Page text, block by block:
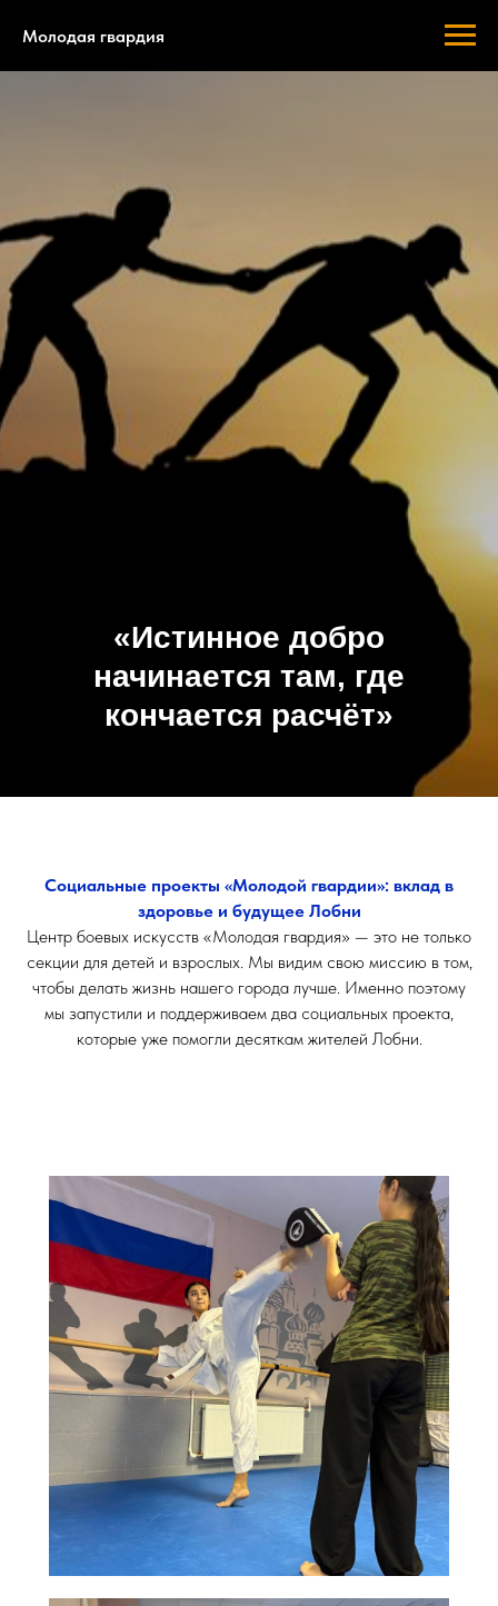
Молодая гвардия
«Истинное добро
начинается там, где
кончается расчёт»
Социальные проекты «Молодой гвардии»: вклад в
здоровье и будущее Лобни
Центр боевых искусств «Молодая гвардия» — это не только
секции для детей и взрослых. Мы видим свою миссию в том,
чтобы делать жизнь нашего города лучше. Именно поэтому
мы запустили и поддерживаем два социальных проекта,
которые уже помогли десяткам жителей Лобни.